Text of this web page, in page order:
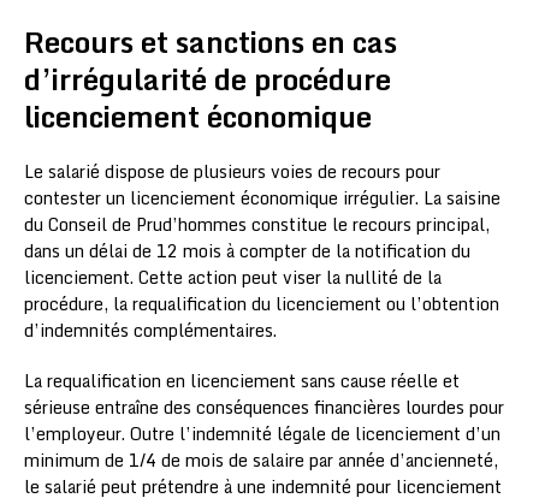
Recours et sanctions en cas
d’irrégularité de procédure
licenciement économique
Le salarié dispose de plusieurs voies de recours pour
contester un licenciement économique irrégulier. La saisine
du Conseil de Prud’hommes constitue le recours principal,
dans un délai de 12 mois à compter de la notification du
licenciement. Cette action peut viser la nullité de la
procédure, la requalification du licenciement ou l’obtention
d’indemnités complémentaires.
La requalification en licenciement sans cause réelle et
sérieuse entraîne des conséquences financières lourdes pour
l’employeur. Outre l’indemnité légale de licenciement d’un
minimum de 1/4 de mois de salaire par année d’ancienneté,
le salarié peut prétendre à une indemnité pour licenciement